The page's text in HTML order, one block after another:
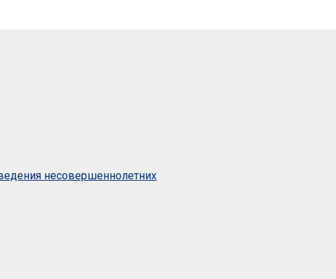
несовершеннолетних